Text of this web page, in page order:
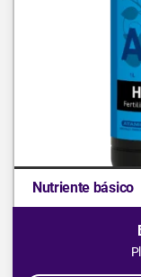
Nutriente básico